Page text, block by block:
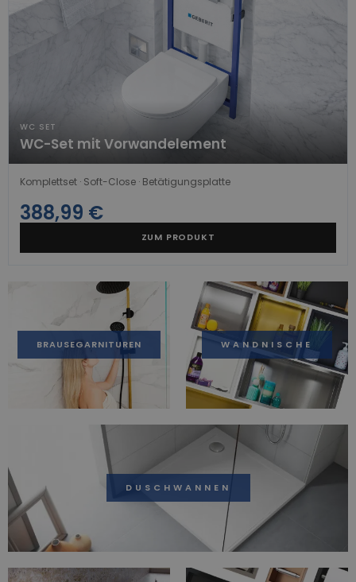
WC SET
WC-Set mit Vorwandelement
Komplettset · Soft-Close · Betätigungsplatte
388,99 €
ZUM PRODUKT
BRAUSEGARNITUREN WANDNISCHE
DUSCHWANNEN